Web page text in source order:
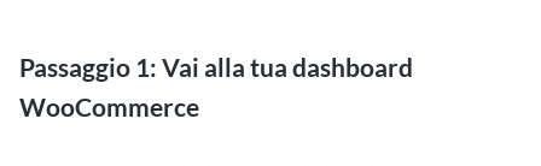
Passaggio 1: Vai alla tua dashboard
WooCommerce